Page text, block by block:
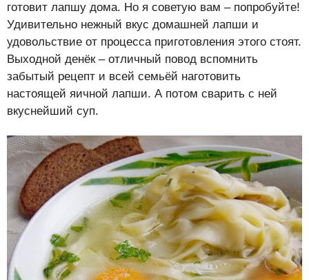
готовит лапшу дома. Но я советую вам – попробуйте!
Удивительно нежный вкус домашней лапши и
удовольствие от процесса приготовления этого стоят.
Выходной денёк – отличный повод вспомнить
забытый рецепт и всей семьёй наготовить
настоящей яичной лапши. А потом сварить с ней
вкуснейший суп.